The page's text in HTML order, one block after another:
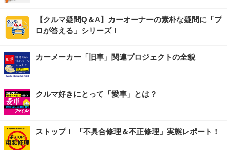
【クルマ疑問Q＆A】カーオーナーの素朴な疑問に「プ
ロが答える」シリーズ！
カーメーカー「旧車」関連プロジェクトの全貌
クルマ好きにとって「愛車」とは？
ストップ！ 「不具合修理＆不正修理」実態レポート！